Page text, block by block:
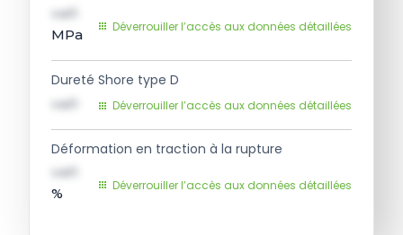
val1
MPa
Déverrouiller l’accès aux données détaillées
Dureté Shore type D
val1 Déverrouiller l’accès aux données détaillées
Déformation en traction à la rupture
val1
%
Déverrouiller l’accès aux données détaillées